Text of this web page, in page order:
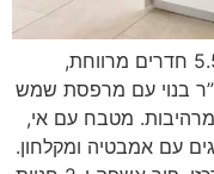
להשכרה במגדלי העיר אלקטרה דירת 5.5 חדרים מרווחת,
ומשודרגת ברמה גבוהה. 120 מ”ר בנוי עם מרפסת שמש
מרהיבות. מטבח עם אי,
עם אמבטיה ומקלחון.